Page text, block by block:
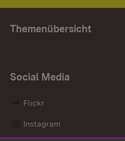
Themenübersicht
Social Media
Flickr
Instagram